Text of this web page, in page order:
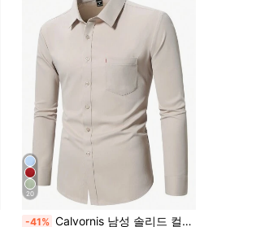
20
-41% Calvornis 남성 솔리드 컬러 긴팔 포켓 데일리 출퇴근 캐주얼 정장 셔츠, 봄 & 여름, 베이지 남성 셔츠, 가을, 행사